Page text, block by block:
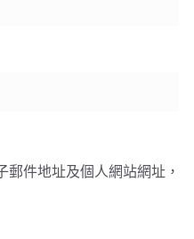
郵件地址及個人網站網址，